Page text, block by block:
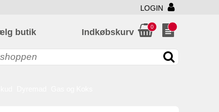
LOGIN
butik Indkøbskurv
0